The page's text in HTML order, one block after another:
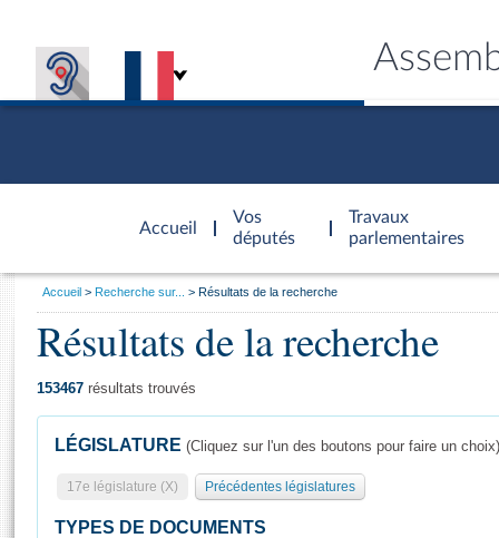
Accueil
d'accueil
Vos
députés
Travaux
parlementaires
Présidence
Séance publique
Général
Rôle et pouvoirs de l'Assemblée
Visiter l'Assemblée
Vous
Accueil Recherche sur... Résultats de la recherche
Résultats de la recherche
153467 résultats trouvés
LÉGISLATURE (Cliquez sur l'un des boutons pour faire un choix)
17e législature (X) Précédentes législatures
TYPES DE DOCUMENTS